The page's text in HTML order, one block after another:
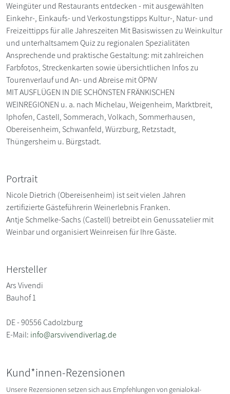
Weingüter und Restaurants entdecken - mit ausgewählten
Einkehr-, Einkaufs- und Verkostungstipps Kultur-, Natur- und
Freizeittipps für alle Jahreszeiten Mit Basiswissen zu Weinkultur
und unterhaltsamem Quiz zu regionalen Spezialitäten
Ansprechende und praktische Gestaltung: mit zahlreichen
Farbfotos, Streckenkarten sowie übersichtlichen Infos zu
Tourenverlauf und An- und Abreise mit ÖPNV
MIT AUSFLÜGEN IN DIE SCHÖNSTEN FRÄNKISCHEN
WEINREGIONEN u. a. nach Michelau, Weigenheim, Marktbreit,
Iphofen, Castell, Sommerach, Volkach, Sommerhausen,
Obereisenheim, Schwanfeld, Würzburg, Retzstadt,
Thüngersheim u. Bürgstadt.
Portrait
Nicole Dietrich (Obereisenheim) ist seit vielen Jahren
zertifizierte Gästeführerin Weinerlebnis Franken.
Antje Schmelke-Sachs (Castell) betreibt ein Genussatelier mit
Weinbar und organisiert Weinreisen für Ihre Gäste.
Hersteller
Ars Vivendi
Bauhof 1
DE - 90556 Cadolzburg
E-Mail: info@arsvivendiverlag.de
Kund*innen-Rezensionen
Unsere Rezensionen setzen sich aus Empfehlungen von genialokal-